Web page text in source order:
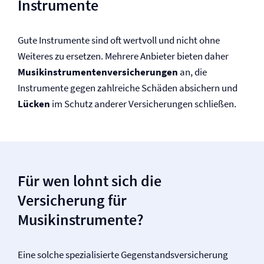
Instrumente
Gute Instrumente sind oft wertvoll und nicht ohne
Weiteres zu ersetzen. Mehrere Anbieter bieten daher
Musikinstrumenten­versicherungen an, die
Instrumente gegen zahlreiche Schäden absichern und
Lücken im Schutz anderer Versicherungen schließen.
Für wen lohnt sich die
Versicherung für
Musikinstrumente?
Eine solche spezialisierte Gegenstands­versicherung